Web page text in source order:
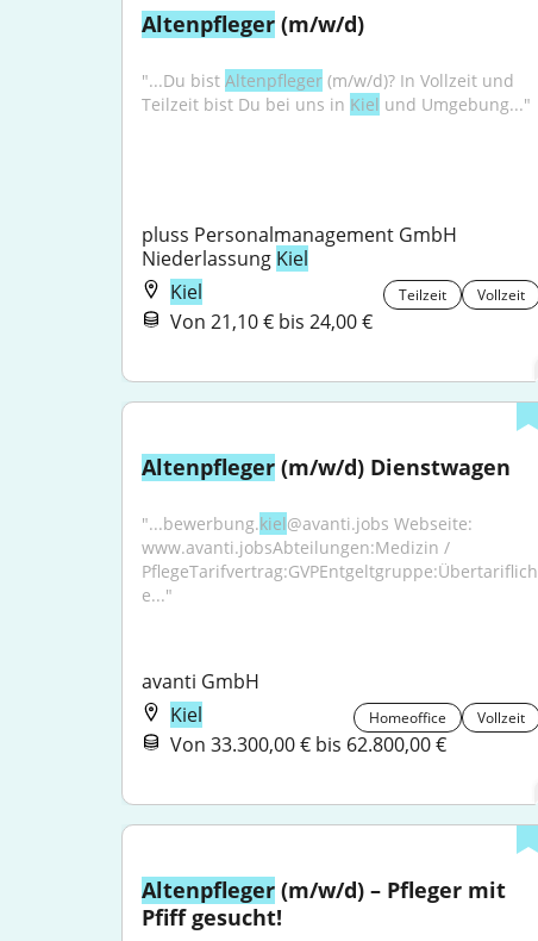
Altenpfleger (m/w/d)
"...Du bist Altenpfleger (m/w/d)? In Vollzeit und
Teilzeit bist Du bei uns in Kiel und Umgebung..."
pluss Personalmanagement GmbH
Niederlassung Kiel
Kiel
Teilzeit Vollzeit
Von 21,10 € bis 24,00 €
Altenpfleger (m/w/d) Dienstwagen
"...bewerbung.kiel@avanti.jobs Webseite:
www.avanti.jobsAbteilungen:Medizin /
PflegeTarifvertrag:GVPEntgeltgruppe:Übertariflich
e..."
avanti GmbH
Kiel
Homeoffice Vollzeit
Von 33.300,00 € bis 62.800,00 €
Altenpfleger (m/w/d) – Pfleger mit
Pfiff gesucht!